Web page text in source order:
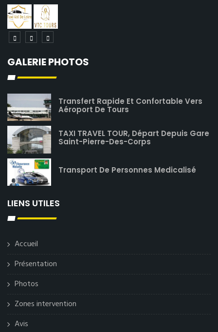
GALERIE PHOTOS
Transfert Rapide Et Confortable Vers
Aéroport De Tours
TAXI TRAVEL TOUR, Départ Depuis Gare
Saint-Pierre-Des-Corps
Transport De Personnes Medicalisé
LIENS UTILES
Accueil
Présentation
Photos
Zones intervention
Avis